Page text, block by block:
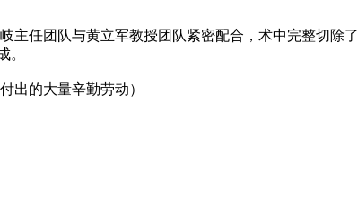
任团队与黄立军教授团队紧密配合，术中完整切除
。
出的大量辛勤劳动）